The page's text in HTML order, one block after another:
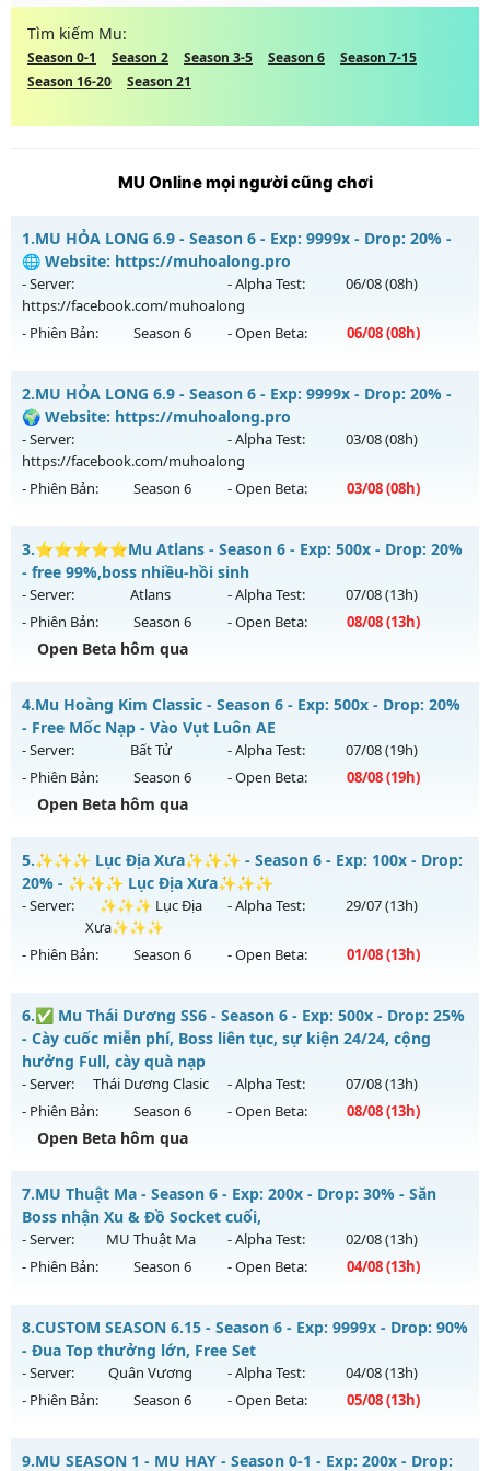
Tìm kiếm Mu:
Season 0-1 Season 2 Season 3-5 Season 6
Season 7-15
Season 16-20
Season 21
MU Online mọi người cũng chơi
1.MU HỎA LONG 6.9 - Season 6 - Exp: 9999x - Drop: 20% -
🌐 Website: https://muhoalong.pro
- Server:
https://facebook.com/muhoalong
- Alpha Test: 06/08(08h)
- Phiên Bản: Season 6 - Open Beta: 06/08(08h)
MU HỎA LONG 6.9 - 🌐 Website: https://muhoalong.pro
Mu mới ra tháng 08 2026 - Mở máy chủ
https://facebook.com/muhoalongvào 08h ngày
06/08/2626
Exp: 9999x - Drop: 20%
Thể loại: Mu Nguyên bản Webzen
Antihack: XShield
2.MU HỎA LONG 6.9 - Season 6 - Exp: 9999x - Drop: 20% -
🌍 Website: https://muhoalong.pro
- Server:
https://facebook.com/muhoalong
- Alpha Test: 03/08(08h)
- Phiên Bản: Season 6 - Open Beta: 03/08(08h)
MU HỎA LONG 6.9 - 🌍 Website: https://muhoalong.pro
Mu mới ra tháng 08 2026 - Mở máy chủ
https://facebook.com/muhoalongvào 08h ngày
03/08/2626
Exp: 9999x - Drop: 20%
Thể loại: Mu Nguyên bản Webzen
Antihack: XShield
3.⭐⭐⭐⭐⭐Mu Atlans - Season 6 - Exp: 500x - Drop: 20%
- free 99%,boss nhiều-hồi sinh
- Server: Atlans - Alpha Test: 07/08(13h)
- Phiên Bản:
Season 6 - Open Beta: 08/08(13h)
Open Beta hôm qua
⭐⭐⭐⭐⭐Mu Atlans - free 99%,boss nhiều-hồi sinh
Mu mới ra tháng 08 2026 - Mở máy chủ
ngày 08/08/2626
Exp: 500x - Drop: 20%
Kiểu reset: Reset In Game
Antihack: chống hack 99%
4.Mu Hoàng Kim Classic - Season 6 - Exp: 500x - Drop: 20%
- Free Mốc Nạp - Vào Vụt Luôn AE
- Server: Bất Tử - Alpha Test: 07/08(19h)
- Phiên Bản:
Season 6 - Open Beta: 08/08(19h)
Open Beta hôm qua
Mu Hoàng Kim Classic - Free Mốc Nạp - Vào Vụt Luôn AE
Mu mới ra tháng 08 2026 - Mở máy chủ
ngày 08/08/2626
Exp: 500x - Drop: 20%
Thể loại: Mu Nguyên bản Webzen
Antihack: X-Team
5.✨✨✨ Lục Địa Xưa✨✨✨ - Season 6 - Exp: 100x - Drop:
20% - ✨✨✨ Lục Địa Xưa✨✨✨
- Server:
✨✨✨ Lục Địa
Xưa✨✨✨
- Alpha Test: 29/07(13h)
- Phiên Bản: Season 6 - Open Beta: 01/08(13h)
✨✨✨ Lục Địa Xưa✨✨✨ - ✨✨✨ Lục Địa Xưa✨✨✨
Mu mới ra tháng 08 2026 - Mở máy chủ✨✨✨ Lục Địa
Xưa✨✨✨ vào 13h ngày 01/08/2626
Exp: 100x - Drop: 20%
Antihack: XTEAM
6.✅ Mu Thái Dương SS6 - Season 6 - Exp: 500x - Drop: 25%
- Cày cuốc miễn phí, Boss liên tục, sự kiện 24/24, cộng
hưởng Full, cày quà nạp
- Server: Thái Dương Clasic - Alpha Test: 07/08(13h)
- Phiên Bản:
Season 6 - Open Beta: 08/08(13h)
Open Beta hôm qua
✅ Mu Thái Dương SS6 - Cày cuốc miễn phí, Boss liên tục,
sự kiện 24/24, cộng hưởng Full, cày quà nạp
Mu mới ra tháng 08 2026 - Mở máy chủ
Thái Dương Clasic
vào 13h ngày 08/08/2626
Kiểu reset: Reset In Game
Thể loại: Mu Nguyên bản Webzen
Antihack: VIP SHIELD
7.MU Thuật Ma - Season 6 - Exp: 200x - Drop: 30% - Săn
Boss nhận Xu & Đồ Socket cuối,
- Server: MU Thuật Ma - Alpha Test: 02/08(13h)
- Phiên Bản:
Season 6 - Open Beta: 04/08(13h)
Mu mới ra tháng 08 2026 - Mở máy chủ
13h ngày 04/08/2626
Exp: 200x - Drop: 30%
8.CUSTOM SEASON 6.15 - Season 6 - Exp: 9999x - Drop: 90%
- Đua Top thưởng lớn, Free Set
- Server: Quân Vương - Alpha Test: 04/08(13h)
- Phiên Bản:
Season 6 - Open Beta: 05/08(13h)
9.MU SEASON 1 - MU HAY - Season 0-1 - Exp: 200x - Drop: